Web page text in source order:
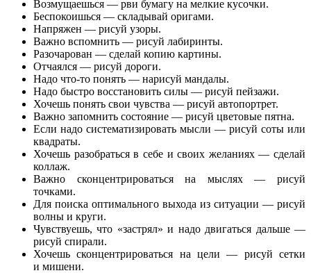
Возмущаешься — рви бумагу на мелкие кусочки.
Беспокоишься — складывай оригами.
Напряжен — рисуй узоры.
Важно вспомнить — рисуй лабиринты.
Разочарован — сделай копию картины.
Отчаялся — рисуй дороги.
Надо что-то понять — нарисуй мандалы.
Надо быстро восстановить силы — рисуй пейзажи.
Хочешь понять свои чувства — рисуй автопортрет.
Важно запомнить состояние — рисуй цветовые пятна.
Если надо систематизировать мысли — рисуй соты или
квадраты.
Хочешь разобраться в себе и своих желаниях — сделай
коллаж.
Важно сконцентрироваться на мыслях — рисуй
точками.
Для поиска оптимального выхода из ситуации — рисуй
волны и круги.
Чувствуешь, что «застрял» и надо двигаться дальше —
рисуй спирали.
Хочешь сконцентрироваться на цели — рисуй сетки
и мишени.